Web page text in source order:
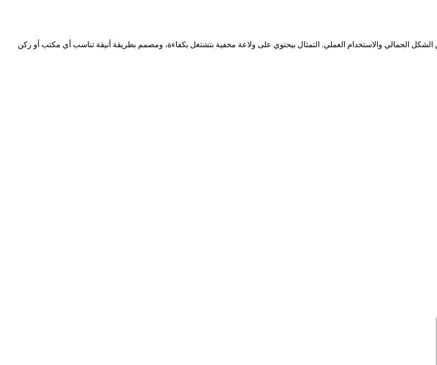
الجمالي والاستخدام العملي. التمثال بيحتوي على ولاعة مخفية بتشتغل بكفاءة، ومصمم بطريقة أنيقة تناسب أي مكتب أو ركن